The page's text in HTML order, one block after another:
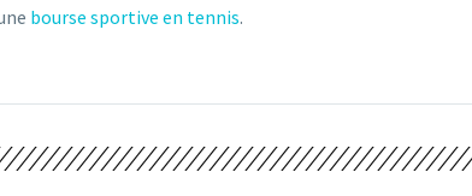
bourse sportive en tennis.